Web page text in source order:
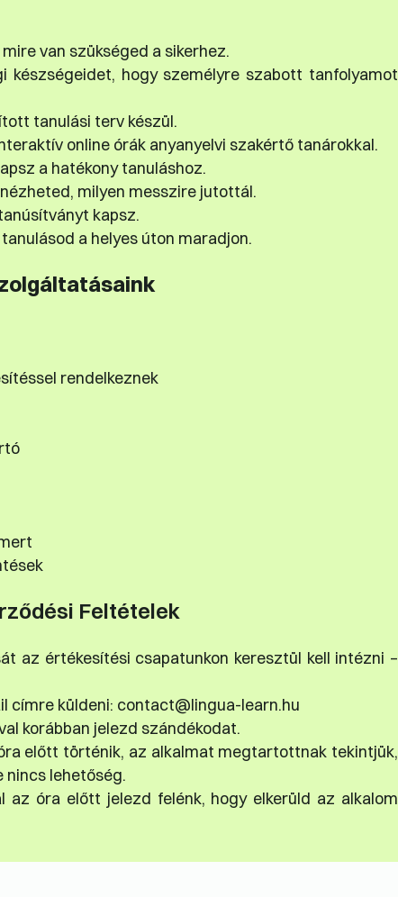
van szükséged a sikerhez.
készségeidet, hogy személyre szabott tanfolyamot
tanulási terv készül.
online órák anyanyelvi szakértő tanárokkal.
a hatékony tanuláshoz.
milyen messzire jutottál.
kapsz.
a helyes úton maradjon.
rendelkeznek
Feltételek
az értékesítési csapatunkon keresztül kell intézni –
címre küldeni: contact@lingua-learn.hu
korábban jelezd szándékodat.
előtt történik, az alkalmat megtartottnak tekintjük,
lehetőség.
az óra előtt jelezd felénk, hogy elkerüld az alkalom